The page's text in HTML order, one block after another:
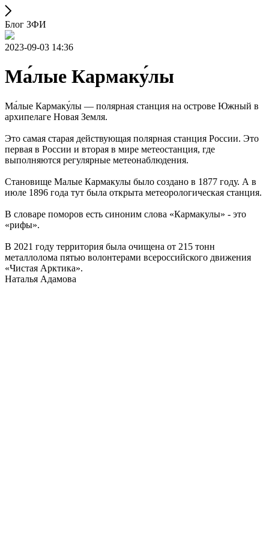
Блог ЗФИ
2023-09-03 14:36
Ма́лые Кармаку́лы
Ма́лые Кармаку́лы — полярная станция на острове Южный в
архипелаге Новая Земля.
Это самая старая действующая полярная станция России. Это
первая в России и вторая в мире метеостанция, где
выполняются регулярные метеонаблюдения.
Становище Малые Кармакулы было создано в 1877 году. А в
июле 1896 года тут была открыта метеорологическая станция.
В словаре поморов есть синоним слова «Кармакулы» - это
«рифы».
В 2021 году территория была очищена от 215 тонн
металлолома пятью волонтерами всероссийского движения
«Чистая Арктика».
Наталья Адамова